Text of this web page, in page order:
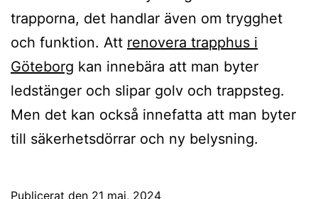
trapporna, det handlar även om trygghet
och funktion. Att renovera trapphus i
Göteborg kan innebära att man byter
ledstänger och slipar golv och trappsteg.
Men det kan också innefatta att man byter
till säkerhetsdörrar och ny belysning.
Publicerat den 21 maj, 2024